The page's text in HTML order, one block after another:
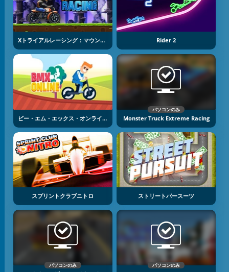
Xトライアルレーシング：マウンテンアドベンチャー Rider 2
ビー・エム・エックス・オンライン
パソコンのみ
Monster Truck Extreme Racing
スプリントクラブニトロ ストリートパースーツ
パソコンのみ パソコンのみ